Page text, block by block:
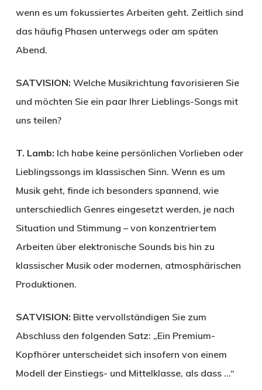
wenn es um fokussiertes Arbeiten geht. Zeitlich sind
das häufig Phasen unterwegs oder am späten
Abend.
SATVISION: Welche Musikrichtung favorisieren Sie
und möchten Sie ein paar Ihrer Lieblings-Songs mit
uns teilen?
T. Lamb: Ich habe keine persönlichen Vorlieben oder
Lieblingssongs im klassischen Sinn. Wenn es um
Musik geht, finde ich besonders spannend, wie
unterschiedlich Genres eingesetzt werden, je nach
Situation und Stimmung – von konzentriertem
Arbeiten über elektronische Sounds bis hin zu
klassischer Musik oder modernen, atmosphärischen
Produktionen.
SATVISION: Bitte vervollständigen Sie zum
Abschluss den folgenden Satz: „Ein Premium-
Kopfhörer unterscheidet sich insofern von einem
Modell der Einstiegs- und Mittelklasse, als dass …“